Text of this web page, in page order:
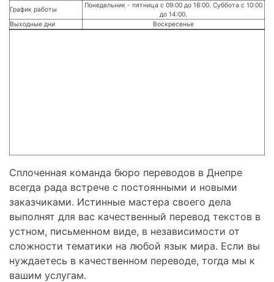
График работы
Понедельник - пятница с 09:00 до 18:00. Суббота с 10:00
до 14:00.
Выходные дни
Воскресенье
Сплоченная команда бюро переводов в Днепре
всегда рада встрече с постоянными и новыми
заказчиками. Истинные мастера своего дела
выполнят для вас качественный перевод текстов в
устном, письменном виде, в независимости от
сложности тематики на любой язык мира. Если вы
нуждаетесь в качественном переводе, тогда мы к
вашим услугам.